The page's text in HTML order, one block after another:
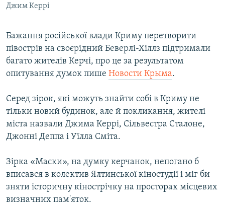
ІНФОГРАФІКА
ДОЛУЧАЙСЯ!
Усі сайти RFE/RL
Джим Керрі
Бажання російської влади Криму перетворити
півострів на своєрідний Беверлі-Хіллз підтримали
багато жителів Керчі, про це за результатом
опитування думок пише Новости Крыма.
Серед зірок, які можуть знайти собі в Криму не
тільки новий будинок, але й покликання, жителі
міста назвали Джима Керрі, Сільвестра Сталоне,
Джонні Деппа і Уїлла Сміта.
Зірка «Маски», на думку керчанок, непогано б
вписався в колектив Ялтинської кіностудії і міг би
зняти історичну кінострічку на просторах місцевих
визначних пам'яток.